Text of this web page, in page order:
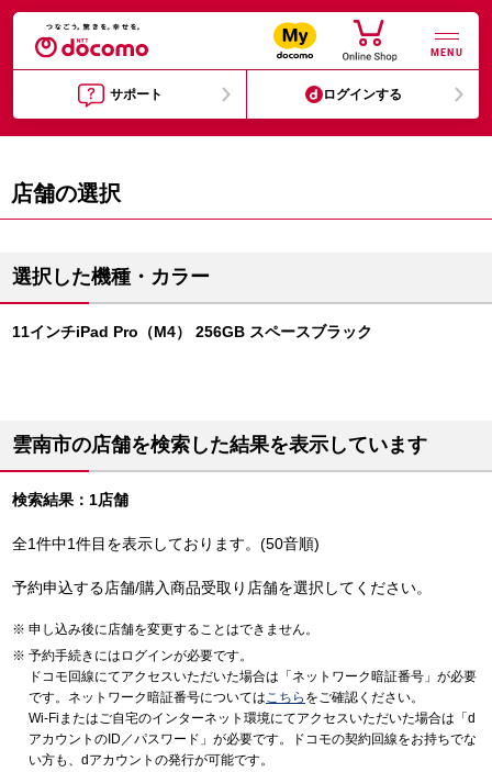
MENU
サポート ログインする
店舗の選択
選択した機種・カラー
11インチiPad Pro（M4） 256GB スペースブラック
雲南市の店舗を検索した結果を表示しています
検索結果：1店舗
全1件中1件目を表示しております。(50音順)
予約申込する店舗/購入商品受取り店舗を選択してください。
申し込み後に店舗を変更することはできません。
予約手続きにはログインが必要です。
ドコモ回線にてアクセスいただいた場合は「ネットワーク暗証番号」が必要
です。ネットワーク暗証番号についてはこちら をご確認ください。
Wi-Fiまたはご自宅のインターネット環境にてアクセスいただいた場合は「d
アカウントのID／パスワード」が必要です。ドコモの契約回線をお持ちでな
い方も、dアカウントの発行が可能です。